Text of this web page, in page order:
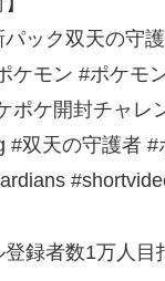
ック双天の守
ケモン #ポケモ
ポケ開封チャレ
#双天の守護者
録者数1万人目